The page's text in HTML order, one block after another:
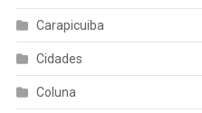
Carapicuiba
Cidades
Coluna